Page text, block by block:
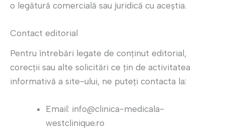
o legătură comercială sau juridică cu aceștia.
Contact editorial
Pentru întrebări legate de conținut editorial,
corecții sau alte solicitări ce ţin de activitatea
informativă a site-ului, ne puteţi contacta la:
Email: info@clinica-medicala-
westclinique.ro